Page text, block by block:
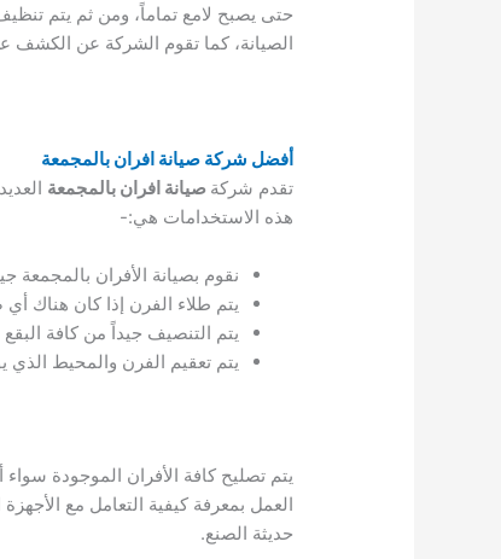
حتى يصبح لامع تماماً، ومن ثم يتم
الصيانة، كما تقوم الشركة عن
أفضل شركة صيانة افران بالمجمعة
تقدم شركة صيانة افران بالمجمعة
هذه الاستخدامات هي:-
نقوم بصيانة الأفران
يتم طلاء الفرن إذا كان هناك
يتم التنصيف جيداً من كافة
يتم تعقيم الفرن والمحيط الذي
يتم تصليح كافة الأفران الموجودة سواء
العمل بمعرفة كيفية التعامل مع
حديثة الصنع.